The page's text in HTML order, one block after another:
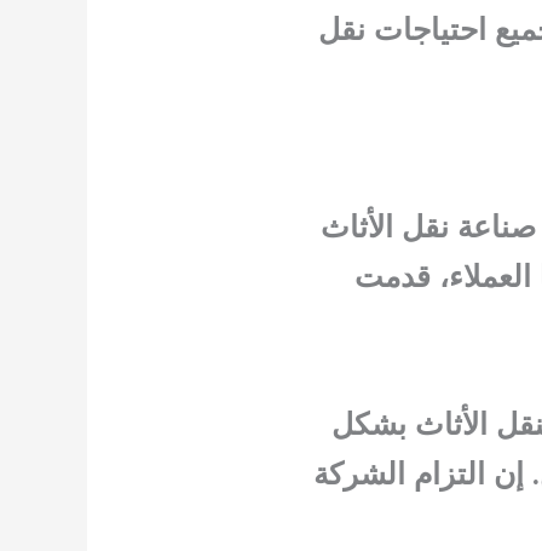
احتياجات نقل
2005 كلاعب رائد في صناعة نقل الأثاث
قدمت
الأثاث بشكل
التزام الشركة